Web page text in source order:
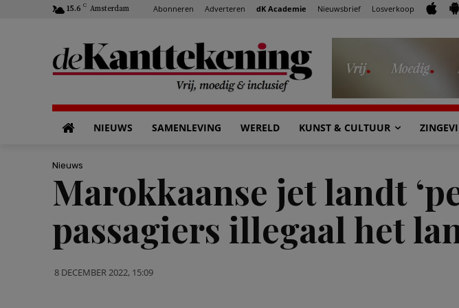
15.6 C Amsterdam Abonneren Adverteren dK Academie Nieuwsbrief Losverkoop
NIEUWS SAMENLEVING WERELD KUNST & CULTUUR
Nieuws
Marokkaanse jet landt
passagiers illegaal het
8 DECEMBER 2022, 15:09